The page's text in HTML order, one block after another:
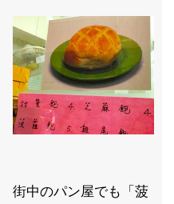
街中のパン屋でも「菠